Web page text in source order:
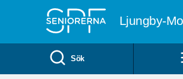
Ljungby-
Sök